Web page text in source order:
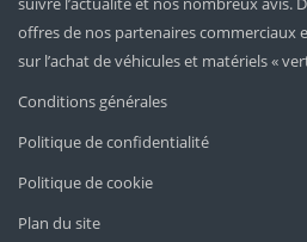
offres de nos partenaires commerciaux
sur l’achat de véhicules et matériels «
Conditions générales
Politique de confidentialité
Politique de cookie
Plan du site